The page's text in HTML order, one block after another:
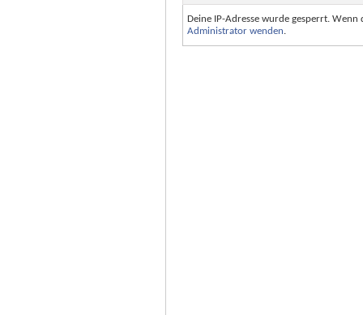
Deine IP-Adresse wurde gesperrt.
Administrator wenden.